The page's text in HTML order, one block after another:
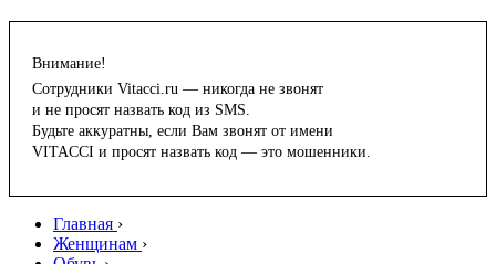
Внимание!
Сотрудники Vitacci.ru — никогда не звонят
и не просят назвать код из SMS.
Будьте аккуратны, если Вам звонят от имени
VITACCI и просят назвать код — это мошенники.
Главная ›
Женщинам ›